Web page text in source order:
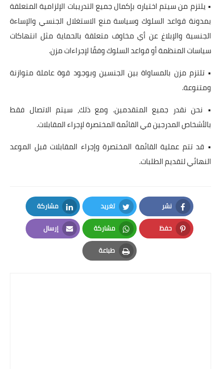
• يلتزم من سيتم اختياره بإكمال جميع التدريبات الإلزامية المتعلقة
بمدونة قواعد السلوك وسياسة منع الاستغلال الجنسي والإساءة
الجنسية والإبلاغ عن أي مخاوف متعلقة بالحماية مثل انتهاكات
سياسات المنظمة أو قواعد السلوك وفقًا لإجراءات مزن.
• تلتزم مزن بالمساواة بين الجنسين وبوجود قوة عاملة متوازنة
ومتنوعة.
• نحن نقدر جميع المتقدمين. ومع ذلك، سيتم الاتصال فقط
بالأشخاص المدرجين في القائمة المختصرة لإجراء المقابلات.
• قد تتم عملية القائمة المختصرة وإجراء المقابلات قبل الموعد
النهائي لتقديم الطلبات.
نشر
Facebook
تغريد
Twitter
مشاركة
LinkedIn
حفظ
Pinterest
مشاركة
Whatsapp
إرسال
Email
طباعة
Print